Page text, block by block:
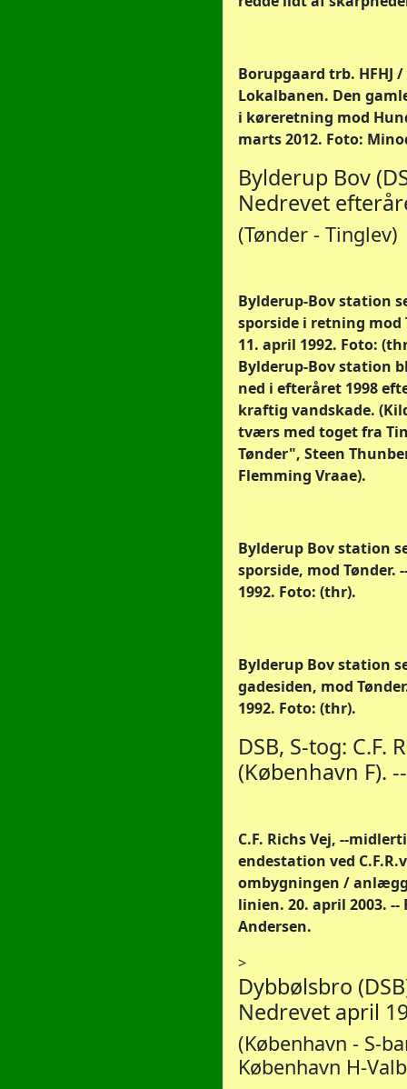
Borupgaard trb. HFHJ /
Lokalbanen. Den
i køreretning mod
marts 2012. Foto:
Bylderup Bov
Nedrevet
(Tønder - Tinglev)
Bylderup-Bov station
sporside i retning mod
11. april 1992. Foto:
Bylderup-Bov station
ned i efteråret 1998
kraftig vandskade.
tværs med toget fra
Tønder", Steen
Flemming Vraae).
Bylderup Bov station
sporside, mod Tønder.
1992. Foto: (thr).
Bylderup Bov station
gadesiden, mod
1992. Foto: (thr).
DSB, S-tog: C.F.
(København F).
C.F. Richs Vej, --
endestation ved
ombygningen /
linien. 20. april 2003. --
Andersen.
>
Dybbølsbro
Nedrevet april
(København - S-
København H-